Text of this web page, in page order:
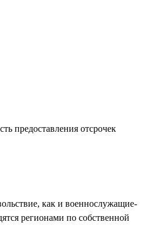
предоставления отсрочек
как и военнослужащие-
регионами по собственной